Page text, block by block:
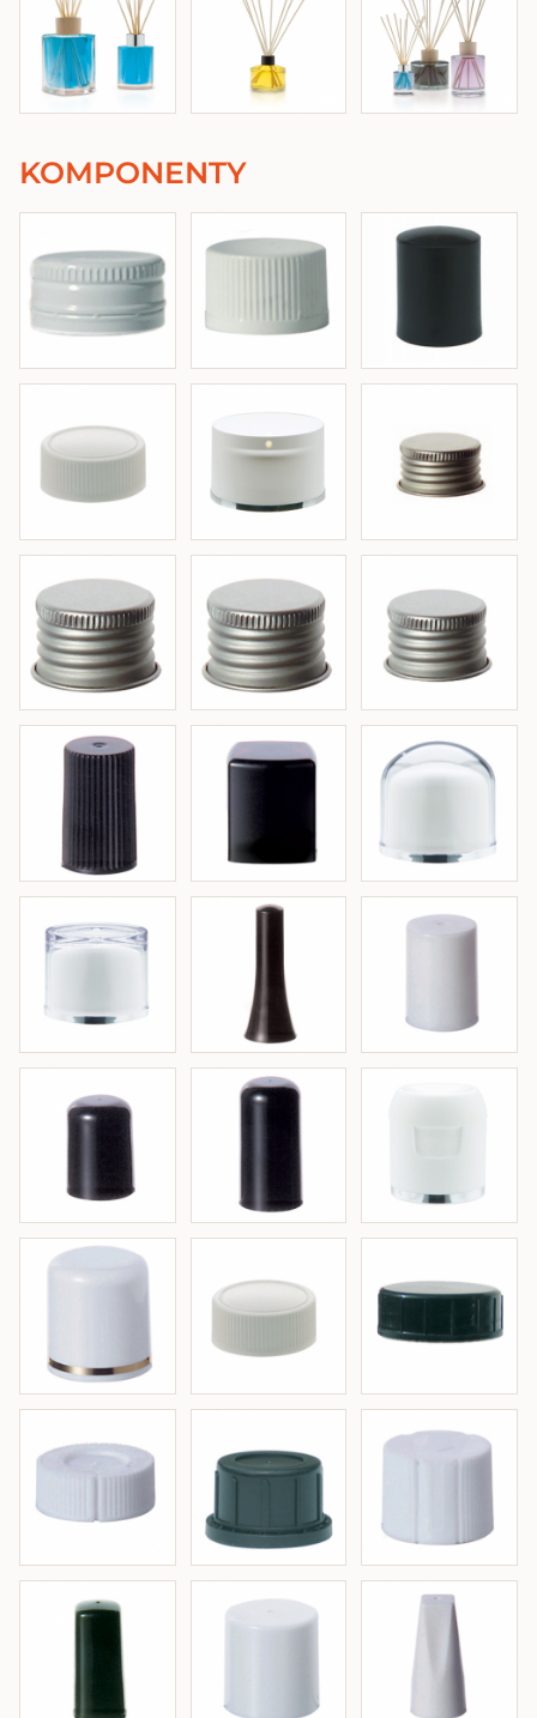
KOMPONENTY